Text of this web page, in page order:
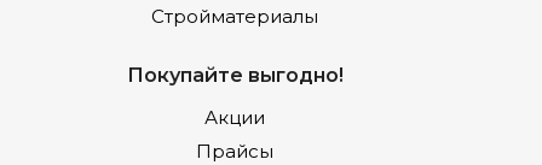
Стройматериалы
Покупайте выгодно!
Акции
Прайсы